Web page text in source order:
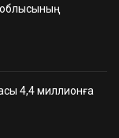
4,4 миллионға